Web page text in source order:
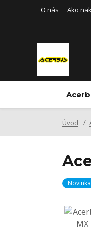
O nás Ako
Úvod
Novinka